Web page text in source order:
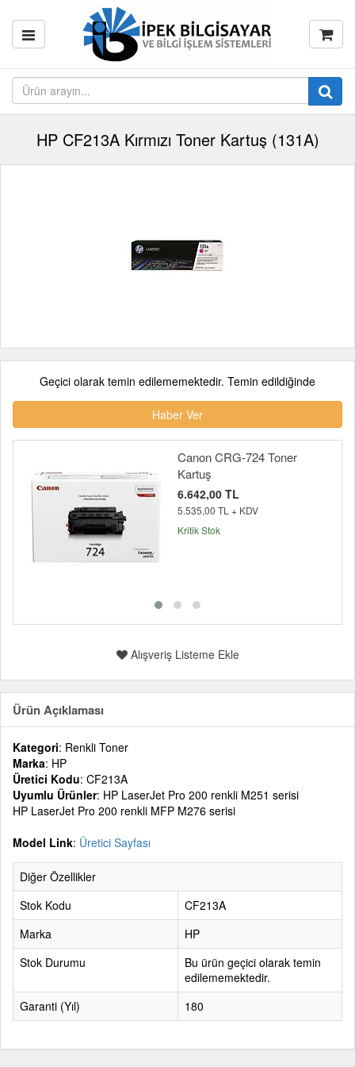
HP CF213A Kırmızı Toner Kartuş (131A)
Geçici olarak temin edilememektedir. Temin edildiğinde
Haber Ver
Canon CRG-724 Toner
Kartuş
6.642,00 TL
5.535,00 TL + KDV
Kritik Stok
Alışveriş Listeme Ekle
Ürün Açıklaması
Kategori: Renkli Toner
Marka: HP
Üretici Kodu: CF213A
Uyumlu Ürünler: HP LaserJet Pro 200 renkli M251 serisi
HP LaserJet Pro 200 renkli MFP M276 serisi
Model Link: Üretici Sayfası
Diğer Özellikler
Stok Kodu
CF213A
Marka
HP
Stok Durumu
Bu ürün geçici olarak temin
edilememektedir.
Garanti (Yıl)
180